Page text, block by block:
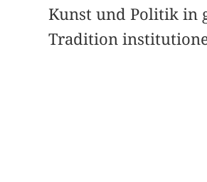
Kunst und Politik in
Tradition